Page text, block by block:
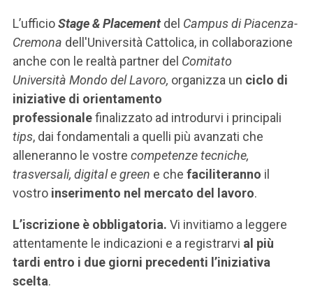
L’ufficioStage & Placementdel Campus di Piacenza-
Cremona dell'Università Cattolica, in collaborazione
anche con le realtà partner del Comitato
Università Mondo del Lavoro, organizza un ciclo di
iniziative di orientamento
professionalefinalizzato ad introdurvi i principali
tips, dai fondamentali a quelli più avanzati che
alleneranno le vostre competenze tecniche,
trasversali, digital e green e che faciliteranno il
vostro inserimento nel mercato del lavoro.
L’iscrizione è obbligatoria. Vi invitiamo a leggere
attentamente le indicazioni e a registrarvi al più
tardi entro i due giorni precedenti l’iniziativa
scelta.